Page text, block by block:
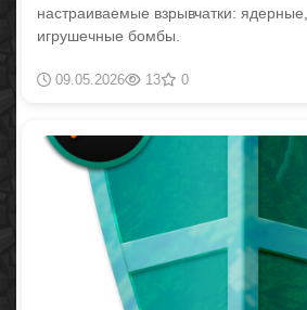
настраиваемые взрывчатки:
игрушечные бомбы.
09.05.2026 13 0